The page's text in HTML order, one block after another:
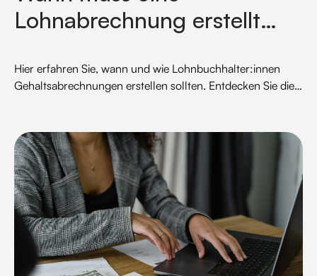
Lohnabrechnung erstellt
Hier erfahren Sie, wann und wie Lohnbuchhalter:innen
Gehaltsabrechnungen erstellen sollten. Entdecken Sie die
Lösungen für einen effizienten Prozess.